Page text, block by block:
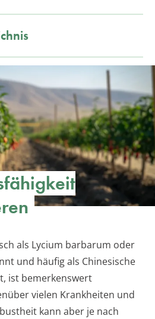
als Lycium barbarum oder
und häufig als Chinesische
ist bemerkenswert
vielen Krankheiten und
kann aber je nach